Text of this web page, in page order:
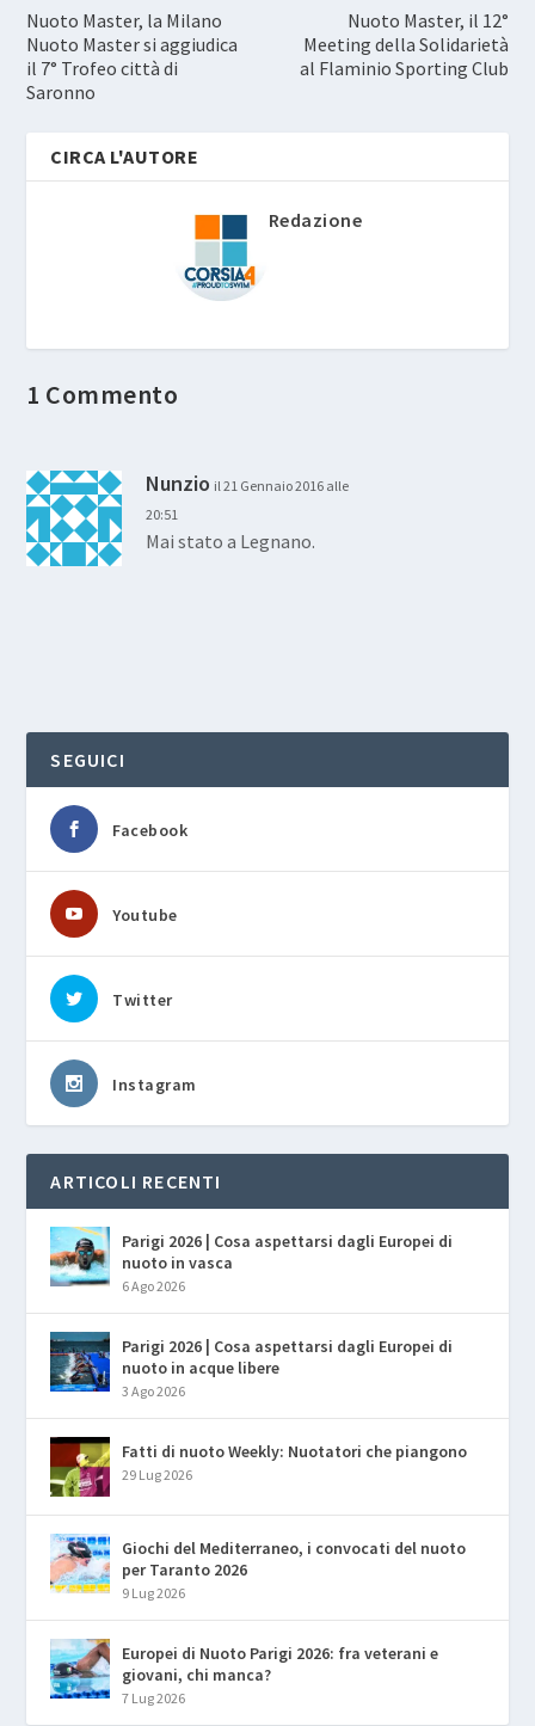
Nuoto Master, la Milano
Nuoto Master si aggiudica
il 7° Trofeo città di
Saronno
Nuoto Master, il 12°
Meeting della Solidarietà
al Flaminio Sporting Club
CIRCA L'AUTORE
Redazione
1 Commento
Nunzio il 21 Gennaio 2016 alle
20:51
Mai stato a Legnano.
SEGUICI
Facebook
Youtube
Twitter
Instagram
ARTICOLI RECENTI
Parigi 2026 | Cosa aspettarsi dagli Europei di
nuoto in vasca
6 Ago 2026
Parigi 2026 | Cosa aspettarsi dagli Europei di
nuoto in acque libere
3 Ago 2026
Fatti di nuoto Weekly: Nuotatori che piangono
29 Lug 2026
Giochi del Mediterraneo, i convocati del nuoto
per Taranto 2026
9 Lug 2026
Europei di Nuoto Parigi 2026: fra veterani e
giovani, chi manca?
7 Lug 2026